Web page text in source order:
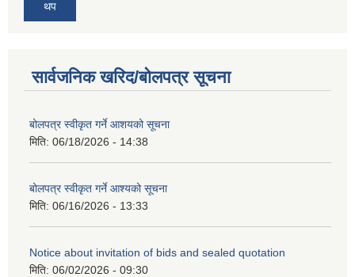
थप
सार्वजनिक खरिद/बोलपत्र सूचना
बोलपत्र स्वीकृत गर्ने आशयको सूचना
मिति: 06/18/2026 - 14:38
बोलपत्र स्वीकृत गर्ने आश्यको सूचना
मिति: 06/16/2026 - 13:33
Notice about invitation of bids and sealed quotation
मिति: 06/02/2026 - 09:30